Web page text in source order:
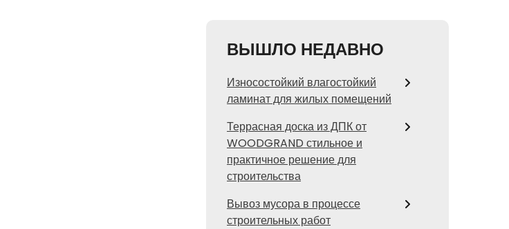
ВЫШЛО НЕДАВНО
Износостойкий влагостойкий
ламинат для жилых помещений
Террасная доска из ДПК от
WOODGRAND стильное и
практичное решение для
строительства
Вывоз мусора в процессе
строительных работ